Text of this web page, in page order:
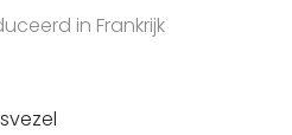
in Frankrijk